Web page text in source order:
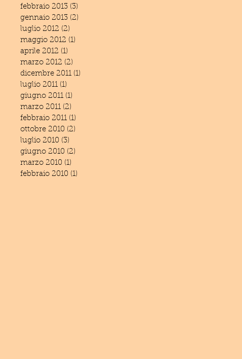
febbraio 2013 (3)
gennaio 2013 (2)
luglio 2012 (2)
maggio 2012 (1)
aprile 2012 (1)
marzo 2012 (2)
dicembre 2011 (1)
luglio 2011 (1)
giugno 2011 (1)
marzo 2011 (2)
febbraio 2011 (1)
ottobre 2010 (2)
luglio 2010 (3)
giugno 2010 (2)
marzo 2010 (1)
febbraio 2010 (1)